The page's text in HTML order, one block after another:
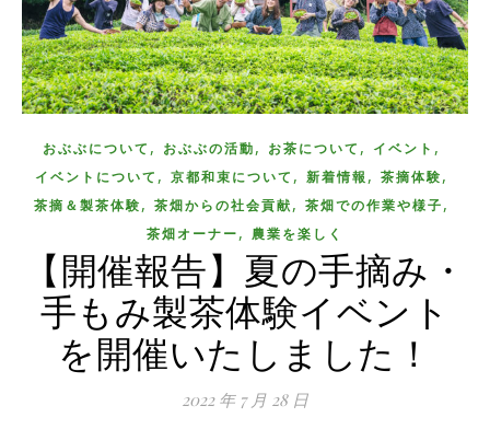
おぶぶについて , おぶぶの活動, お茶について , イベント ,
イベントについて , 京都和束について , 新着情報 , 茶摘体験,
茶摘＆製茶体験, 茶畑からの社会貢献, 茶畑での作業や様子,
茶畑オーナー, 農業を楽しく
【開催報告】夏の手摘み・
手もみ製茶体験イベント
を開催いたしました！
2022 年 7 月 28 日